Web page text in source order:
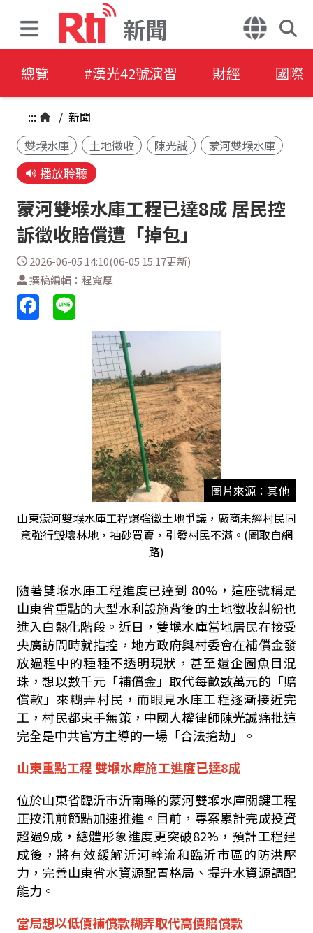
新聞
總覽 #漢光42號演習 財經 國際
::: / 新聞
雙堠水庫
土地徵收 陳光誠 蒙河雙堠水庫
播放聆聽
蒙河雙堠水庫工程已達8成 居民控
訴徵收賠償遭「掉包」
2026-06-05 14:10(06-05 15:17更新)
撰稿編輯：程寬厚
圖片來源：其他
山東濛河雙堠水庫工程爆強徵土地爭議，廠商未經村民同
意強行毀壞林地，抽砂買賣，引發村民不滿。(圖取自網
路)
隨著雙堠水庫工程進度已達到 80% ，這座號稱是
山東省重點的大型水利設施背後的土地徵收糾紛也
進入白熱化階段。近日，雙堠水庫當地居民在接受
央廣訪問時就指控，地方政府與村委會在補償金發
放過程中的種種不透明現狀，甚至還企圖魚目混
珠，想以數千元「補償金」取代每畝數萬元的「賠
償款」來糊弄村民，而眼見水庫工程逐漸接近完
工，村民都束手無策，中國人權律師陳光誠痛批這
完全是中共官方主導的一場「合法搶劫」。
山東重點工程雙堠水庫施工進度已達8成
位於山東省臨沂市沂南縣的蒙河雙堠水庫關鍵工程
正按汛前節點加速推進。目前，專案累計完成投資
超過9成，總體形象進度更突破82% ，預計工程建
成後，將有效緩解沂河幹流和臨沂市區的防洪壓
力，完善山東省水資源配置格局、提升水資源調配
能力。
當局想以低價補償款糊弄取代高價賠償款